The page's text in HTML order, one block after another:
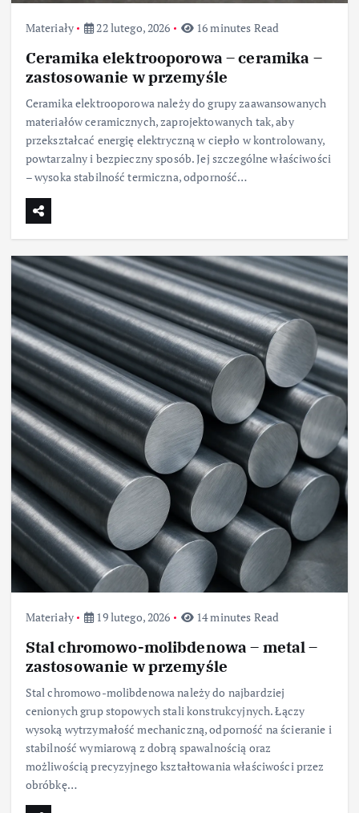
Materiały 22 lutego, 2026 16 minutes Read
Ceramika elektrooporowa – ceramika –
zastosowanie w przemyśle
Ceramika elektrooporowa należy do grupy zaawansowanych
materiałów ceramicznych, zaprojektowanych tak, aby
przekształcać energię elektryczną w ciepło w kontrolowany,
powtarzalny i bezpieczny sposób. Jej szczególne właściwości
– wysoka stabilność termiczna, odporność…
Materiały 19 lutego, 2026 14 minutes Read
Stal chromowo-molibdenowa – metal –
zastosowanie w przemyśle
Stal chromowo-molibdenowa należy do najbardziej
cenionych grup stopowych stali konstrukcyjnych. Łączy
wysoką wytrzymałość mechaniczną, odporność na ścieranie i
stabilność wymiarową z dobrą spawalnością oraz
możliwością precyzyjnego kształtowania właściwości przez
obróbkę…